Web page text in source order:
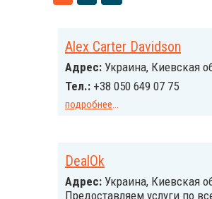
Alex Carter Davidson
Адрес: Украина, Киевская
Тел.: +38 050 649 07 75
подробнее...
DealOk
Адрес: Украина, Киевская
Предоставляем услуги по